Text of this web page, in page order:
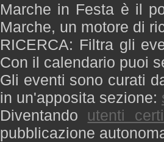
Marche in Festa è il
Marche, un motore di
RICERCA: Filtra gli
Con il calendario puoi
Gli eventi sono curati
in un'apposita sezione:
Diventando utenti
pubblicazione